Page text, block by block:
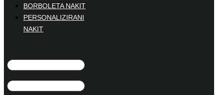
BORBOLETA NAKIT
PERSONALIZIRANI
NAKIT